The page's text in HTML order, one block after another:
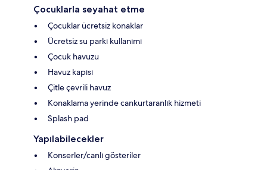
Çocuklarla seyahat etme
Çocuklar ücretsiz konaklar
Ücretsiz su parkı kullanımı
Çocuk havuzu
Havuz kapısı
Çitle çevrili havuz
Konaklama yerinde cankurtaranlık hizmeti
Splash pad
Yapılabilecekler
Konserler/canlı gösteriler